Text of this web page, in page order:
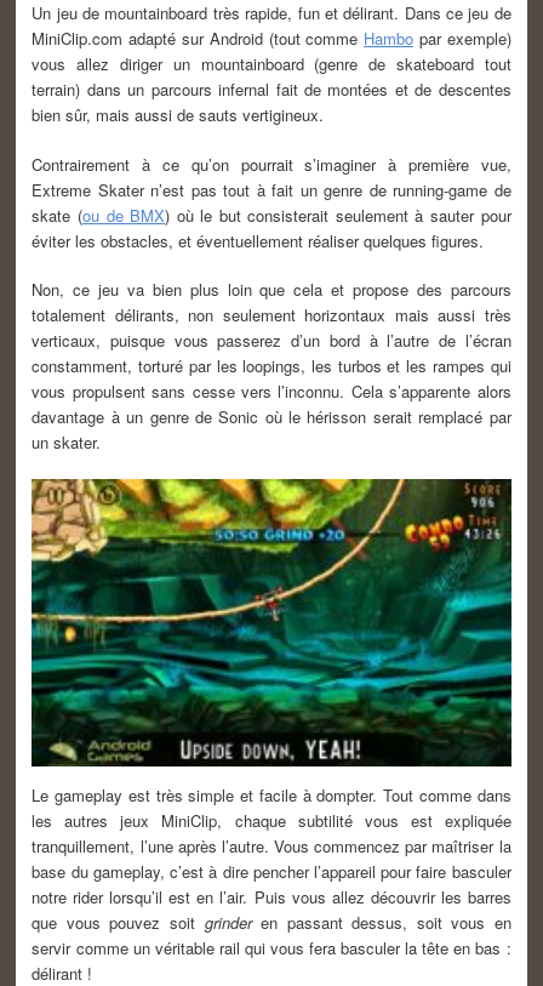
Un jeu de mountainboard très rapide, fun et délirant. Dans ce jeu de
MiniClip.com adapté sur Android (tout comme Hambo par exemple)
vous allez diriger un mountainboard (genre de skateboard tout
terrain) dans un parcours infernal fait de montées et de descentes
bien sûr, mais aussi de sauts vertigineux.
Contrairement à ce qu’on pourrait s’imaginer à première vue,
Extreme Skater n’est pas tout à fait un genre de running-game de
skate (ou de BMX) où le but consisterait seulement à sauter pour
éviter les obstacles, et éventuellement réaliser quelques figures.
Non, ce jeu va bien plus loin que cela et propose des parcours
totalement délirants, non seulement horizontaux mais aussi très
verticaux, puisque vous passerez d’un bord à l’autre de l’écran
constamment, torturé par les loopings, les turbos et les rampes qui
vous propulsent sans cesse vers l’inconnu. Cela s’apparente alors
davantage à un genre de Sonic où le hérisson serait remplacé par
un skater.
Le gameplay est très simple et facile à dompter. Tout comme dans
les autres jeux MiniClip, chaque subtilité vous est expliquée
tranquillement, l’une après l’autre. Vous commencez par maîtriser la
base du gameplay, c’est à dire pencher l’appareil pour faire basculer
notre rider lorsqu’il est en l’air. Puis vous allez découvrir les barres
que vous pouvez soit grinderen passant dessus, soit vous en
servir comme un véritable rail qui vous fera basculer la tête en bas :
délirant !